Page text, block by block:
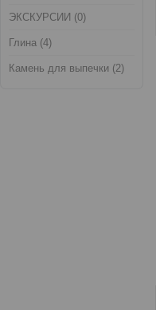
ЭКСКУРСИИ (0)
Глина (4)
Камень для выпечки (2)